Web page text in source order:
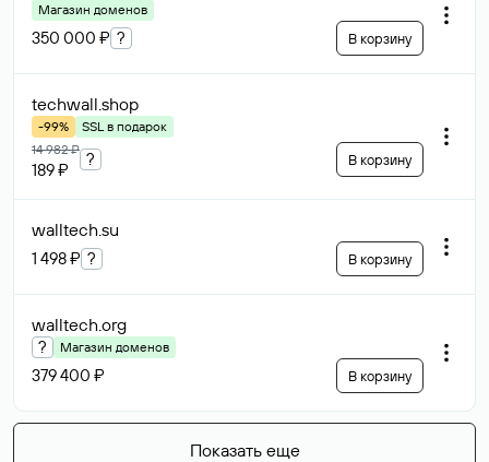
Магазин доменов
350 000 ₽ ? В корзину
techwall.shop
-99%
SSL в подарок
14 982 ₽
189 ₽
? В корзину
walltech.su
1 498 ₽ ? В корзину
walltech.org
? Магазин доменов
379 400 ₽ В корзину
Показать еще